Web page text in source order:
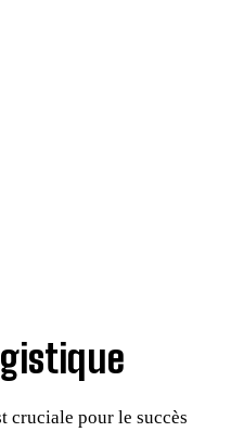
cruciale pour le succès